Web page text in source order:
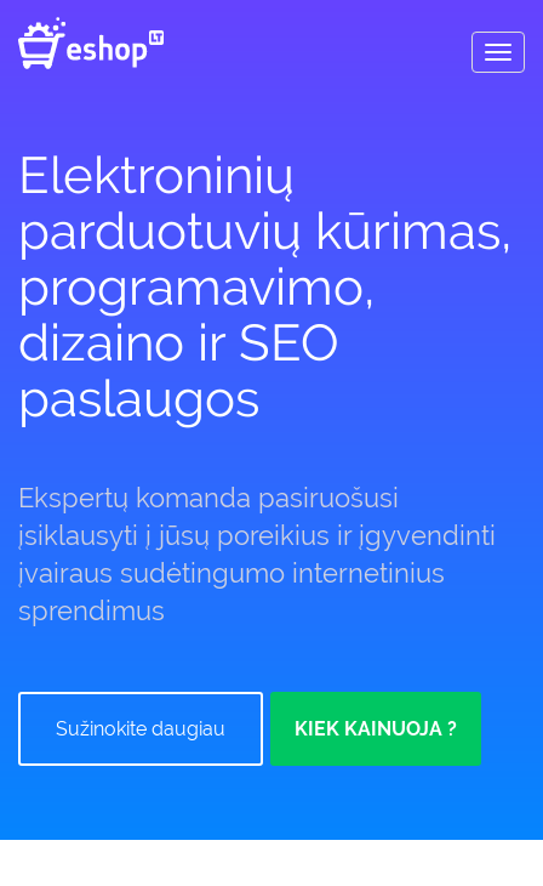
Elektroninių
parduotuvių kūrimas,
programavimo,
dizaino ir SEO
paslaugos
Ekspertų komanda pasiruošusi
įsiklausyti į jūsų poreikius ir įgyvendinti
įvairaus sudėtingumo internetinius
sprendimus
Sužinokite daugiau KIEK KAINUOJA ?